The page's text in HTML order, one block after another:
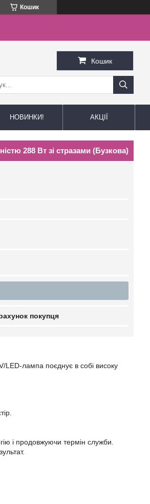
Кошик
Кошик
НОВИНКИ! АКЦІЇ
288 Вт зі стразами (Бузкова)
покупця
LED-лампа поєднує в собі високу
і продовжуючи термін служби.